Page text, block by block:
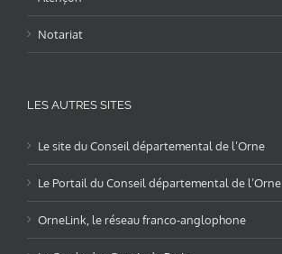
Notariat
LES AUTRES SITES
Le site du Conseil départemental de l’Orne
Le Portail du Conseil départemental de l’Orne
OrneLink, le réseau franco-anglophone